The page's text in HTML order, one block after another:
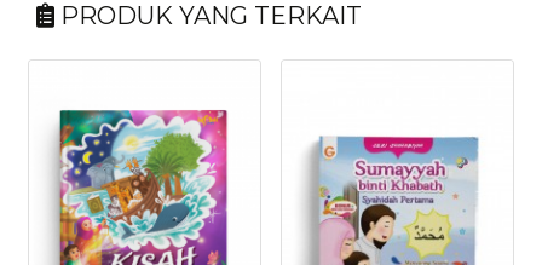
PRODUK YANG TERKAIT